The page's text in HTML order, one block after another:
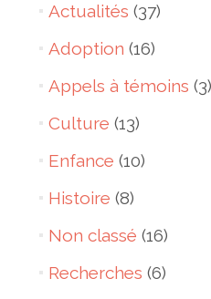
Actualités (37)
Adoption (16)
Appels à témoins (3)
Culture (13)
Enfance (10)
Histoire (8)
Non classé (16)
Recherches (6)